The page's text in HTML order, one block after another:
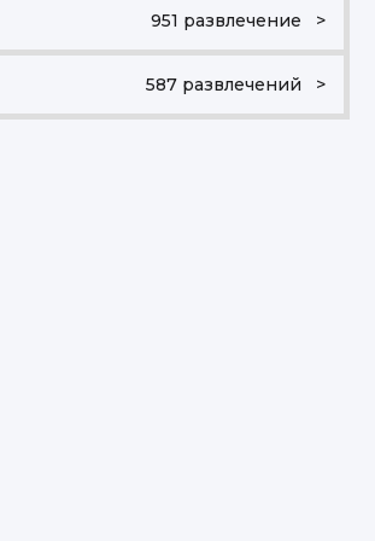
951 развлечение >
587 развлечений >